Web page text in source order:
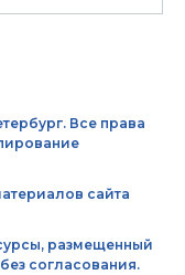
Все права
сайта
размещенный
согласования.